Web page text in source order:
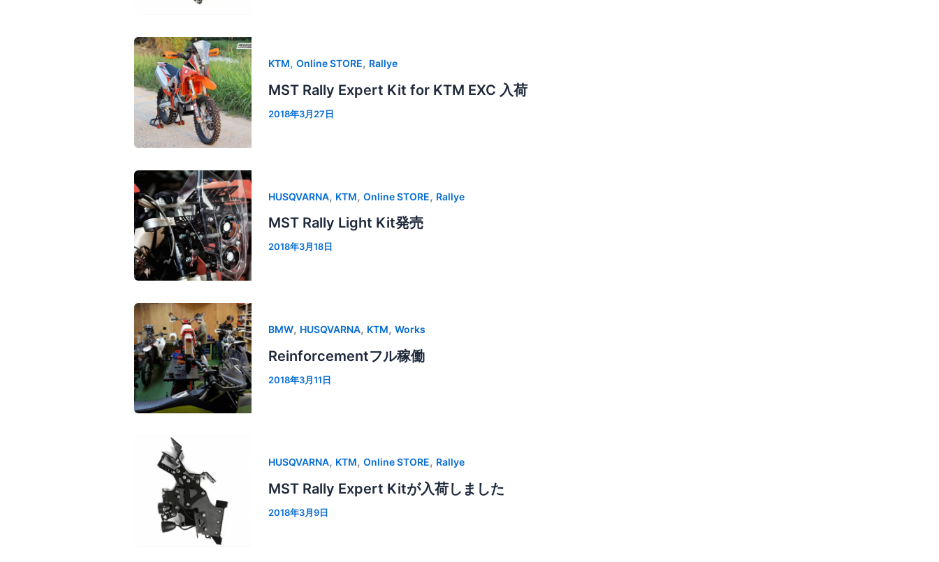
KTM, Online STORE, Rallye
MST Rally Expert Kit for KTM EXC 入荷
2018年3月27日
HUSQVARNA, KTM, Online STORE, Rallye
MST Rally Light Kit発売
2018年3月18日
BMW, HUSQVARNA, KTM, Works
Reinforcementフル稼働
2018年3月11日
HUSQVARNA, KTM, Online STORE, Rallye
MST Rally Expert Kitが入荷しました
2018年3月9日